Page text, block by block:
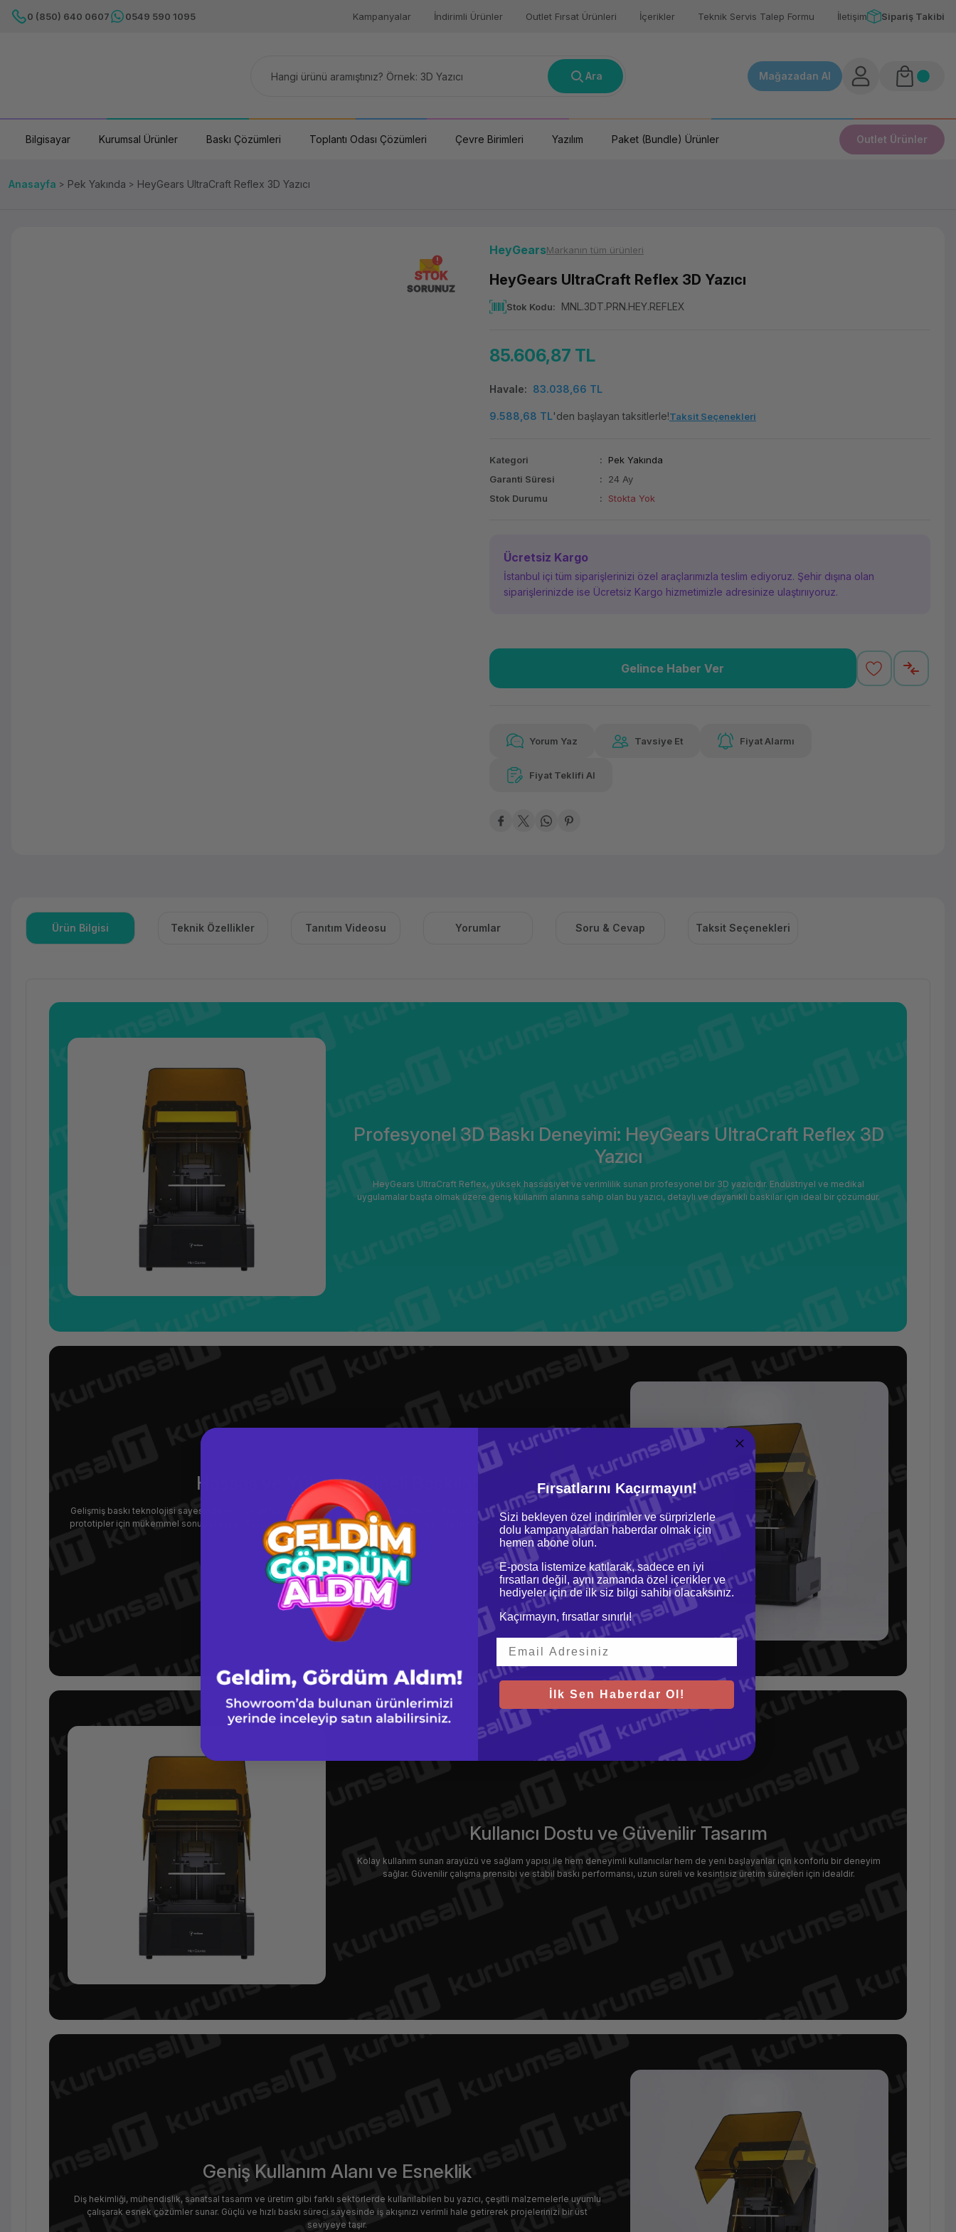
0 (850) 640 0607 0549 590 1095 Kampanyalar İndirimli Ürünler Outlet Fırsat Ürünleri İçerikler Teknik Servis Talep Formu İletişim Sipariş Takibi
Ara Mağazadan Al
Bilgisayar Kurumsal Ürünler Baskı Çözümleri Toplantı Odası Çözümleri Çevre Birimleri Yazılım Paket (Bundle) Ürünler Outlet Ürünler
Anasayfa Pek Yakında HeyGears UltraCraft Reflex 3D Yazıcı
STOK
SORUNUZ
HeyGearsMarkanın tüm ürünleri
HeyGears UltraCraft Reflex 3D Yazıcı
Stok Kodu MNL.3DT.PRN.HEY.REFLEX
85.606,87 TL
Havale 83.038,66 TL
9.588,68 TL'den başlayan taksitlerle!Taksit Seçenekleri
Kategori
Pek Yakında
Garanti Süresi
24 Ay
Stok Durumu
Stokta Yok
Ücretsiz Kargo
İstanbul içi tüm siparişlerinizi özel araçlarımızla teslim ediyoruz. Şehir dışına olan
siparişlerinizde ise Ücretsiz Kargo hizmetimizle adresinize ulaştırııyoruz.
Güvenilir Alışveriş
Gelince Haber Ver
Yorum Yaz Tavsiye Et Fiyat Alarmı
Fiyat Teklifi Al
Ürün Bilgisi Teknik Özellikler Tanıtım Videosu Yorumlar Soru & Cevap Taksit Seçenekleri
Profesyonel 3D Baskı Deneyimi: HeyGears UltraCraft Reflex 3D
Yazıcı
HeyGears UltraCraft Reflex, yüksek hassasiyet ve verimlilik sunan profesyonel bir 3D yazıcıdır. Endüstriyel ve medikal
uygulamalar başta olmak üzere geniş kullanım alanına sahip olan bu yazıcı, detaylı ve dayanıklı baskılar için ideal bir çözümdür.
Hassas ve Yüksek Kaliteli Baskılar
Gelişmiş baskı teknolojisi sayesinde en ince detayları bile başarıyla oluşturan HeyGears UltraCraft Reflex, kompleks modeller ve
prototipler için mükemmel sonuçlar sunar. Pürüzsüz yüzey kalitesi ve güçlü yapısı sayesinde profesyonel projelerinizde güvenle
kullanabilirsiniz.
Kullanıcı Dostu ve Güvenilir Tasarım
Kolay kullanım sunan arayüzü ve sağlam yapısı ile hem deneyimli kullanıcılar hem de yeni başlayanlar için konforlu bir deneyim
sağlar. Güvenilir çalışma prensibi ve stabil baskı performansı, uzun süreli ve kesintisiz üretim süreçleri için idealdir.
Geniş Kullanım Alanı ve Esneklik
Diş hekimliği, mühendislik, sanatsal tasarım ve üretim gibi farklı sektörlerde kullanılabilen bu yazıcı, çeşitli malzemelerle uyumlu
çalışarak esnek çözümler sunar. Güçlü ve hızlı baskı süreci sayesinde iş akışınızı verimli hale getirerek projelerinizi bir üst
seviyeye taşır.
Fırsatlarını Kaçırmayın!
Sizi bekleyen özel indirimler ve sürprizlerle
dolu kampanyalardan haberdar olmak için
hemen abone olun.
E-posta listemize katılarak, sadece en iyi
fırsatları değil, aynı zamanda özel içerikler ve
hediyeler için de ilk siz bilgi sahibi olacaksınız.
Kaçırmayın, fırsatlar sınırlı!
İlk Sen Haberdar Ol!